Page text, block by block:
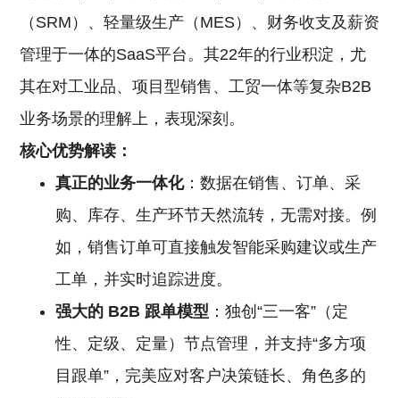
（SRM）、轻量级生产（MES）、财务收支及薪资
管理于一体的SaaS平台。其22年的行业积淀，尤
其在对工业品、项目型销售、工贸一体等复杂B2B
业务场景的理解上，表现深刻。
核心优势解读：
真正的业务一体化：数据在销售、订单、采
购、库存、生产环节天然流转，无需对接。例
如，销售订单可直接触发智能采购建议或生产
工单，并实时追踪进度。
强大的 B2B 跟单模型 ：独创“三一客”（定
性、定级、定量）节点管理，并支持“多方项
目跟单”，完美应对客户决策链长、角色多的